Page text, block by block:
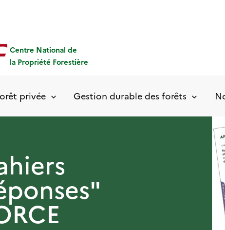
Centre National de
la Propriété Forestière
privée Gestion durable des forêts